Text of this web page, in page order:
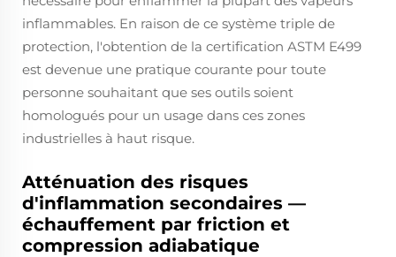
inflammables. En raison de ce système triple de
protection, l'obtention de la certification ASTM E499
est devenue une pratique courante pour toute
personne souhaitant que ses outils soient
homologués pour un usage dans ces zones
industrielles à haut risque.
Atténuation des risques
d'inflammation secondaires —
échauffement par friction et
compression adiabatique